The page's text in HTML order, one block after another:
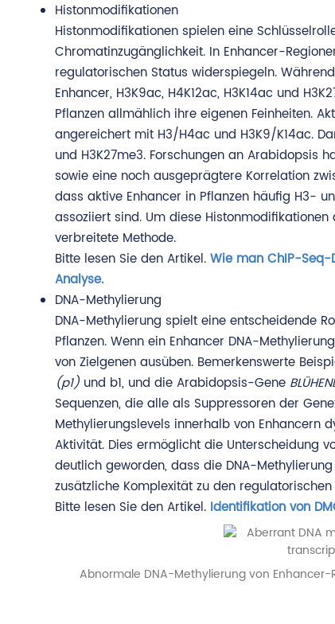
Histonmodifikationen
Histonmodifikationen spielen eine
Chromatinzugänglichkeit. In Enhancer-
regulatorischen Status widerspiegeln.
Enhancer, H3K9ac, H4K12ac, H3K14ac und
Pflanzen allmählich ihre eigenen Feinheiten.
angereichert mit H3/H4ac und H3K9/K14ac.
und H3K27me3. Forschungen an Arabidopsis
sowie eine noch ausgeprägtere Korrelation
dass aktive Enhancer in Pflanzen häufig H3-
assoziiert sind. Um diese
verbreitete Methode.
Bitte lesen Sie den Artikel. Wie man ChIP-
Analyse.
DNA-Methylierung
DNA-Methylierung spielt eine entscheidende
Pflanzen. Wenn ein Enhancer DNA-
von Zielgenen ausüben. Bemerkenswerte
(p1) und b1, und die Arabidopsis-Gene
Sequenzen, die alle als Suppressoren der
Methylierungslevels innerhalb von
Aktivität. Dies ermöglicht die Unterscheidung
deutlich geworden, dass die DNA-
zusätzliche Komplexität zu den
Bitte lesen Sie den Artikel. Identifikation von
Abnormale DNA-Methylierung von